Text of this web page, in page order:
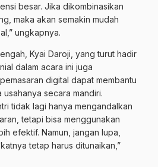
besar. Jika dikombinasikan
maka akan semakin mudah
ungkapnya.
Kyai Daroji, yang turut hadir
dalam acara ini juga
digital dapat membantu
secara mandiri.
tidak lagi hanya mengandalkan
tetapi bisa menggunakan
efektif. Namun, jangan lupa,
tetap harus ditunaikan,”